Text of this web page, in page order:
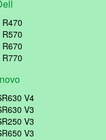
V4
V3
V3
V3